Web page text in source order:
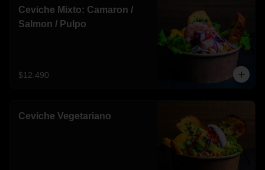
Ceviche Mixto: Camaron /
Salmon / Pulpo
$12.490
Ceviche Vegetariano